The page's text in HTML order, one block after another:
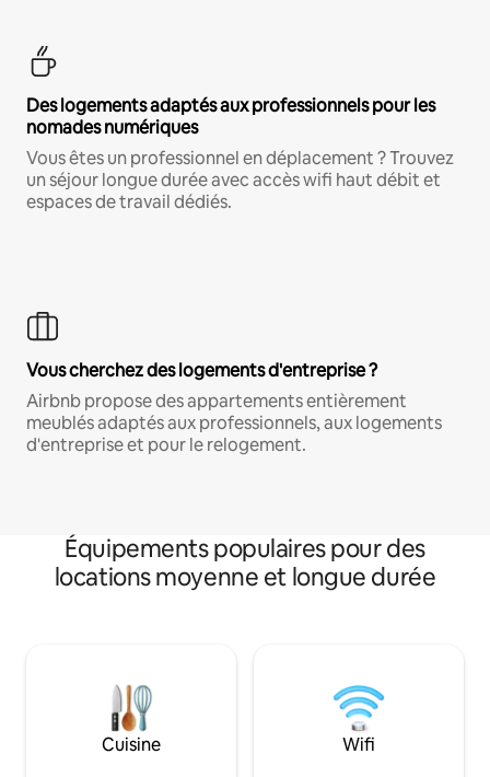
Des logements adaptés aux professionnels pour les
nomades numériques
Vous êtes un professionnel en déplacement ? Trouvez
un séjour longue durée avec accès wifi haut débit et
espaces de travail dédiés.
Vous cherchez des logements d'entreprise ?
Airbnb propose des appartements entièrement
meublés adaptés aux professionnels, aux logements
d'entreprise et pour le relogement.
Équipements populaires pour des
locations moyenne et longue durée
Cuisine Wifi